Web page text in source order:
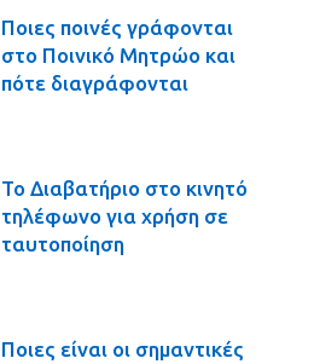
Ποιες ποινές γράφονται
στο Ποινικό Μητρώο και
πότε διαγράφονται
Το Διαβατήριο στο κινητό
τηλέφωνο για χρήση σε
ταυτοποίηση
Ποιες είναι οι σημαντικές